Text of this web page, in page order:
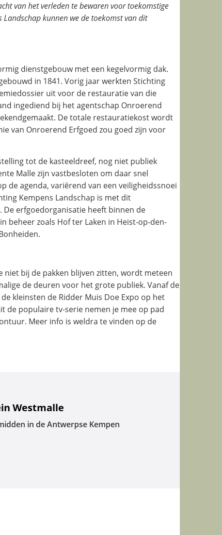
van het verleden te bewaren voor toekomstige
kunnen we de toekomst van dit
dienstgebouw met een kegelvormig dak.
in 1841. Vorig jaar werkten Stichting
uit voor de restauratie van die
ingediend bij het agentschap Onroerend
De totale restauratiekost wordt
van Onroerend Erfgoed zou goed zijn voor
tot de kasteeldreef, nog niet publiek
Malle zijn vastbesloten om daar snel
de agenda, variërend van een veiligheidssnoei
Kempens Landschap is met dit
erfgoedorganisatie heeft binnen de
beheer zoals Hof ter Laken in Heist-op-den-
niet bij de pakken blijven zitten, wordt meteen
de deuren voor het grote publiek. Vanaf de
kleinsten de Ridder Muis Doe Expo op het
de populaire tv-serie nemen je mee op pad
Meer info is weldra te vinden op de
Westmalle
in de Antwerpse Kempen